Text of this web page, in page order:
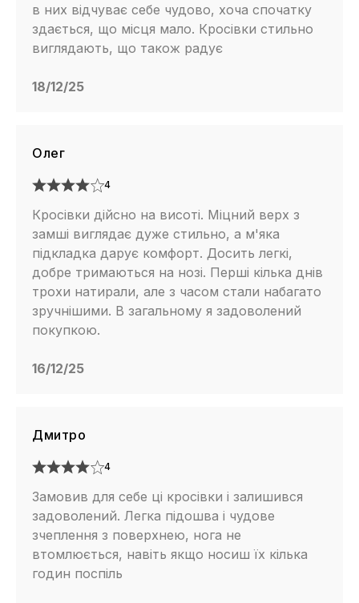
в них відчуває себе чудово, хоча спочатку
здається, що місця мало. Кросівки стильно
виглядають, що також радує
18/12/25
Олег
4
Кросівки дійсно на висоті. Міцний верх з
замші виглядає дуже стильно, а м'яка
підкладка дарує комфорт. Досить легкі,
добре тримаються на нозі. Перші кілька днів
трохи натирали, але з часом стали набагато
зручнішими. В загальному я задоволений
покупкою.
16/12/25
Дмитро
4
Замовив для себе ці кросівки і залишився
задоволений. Легка підошва і чудове
зчеплення з поверхнею, нога не
втомлюється, навіть якщо носиш їх кілька
годин поспіль